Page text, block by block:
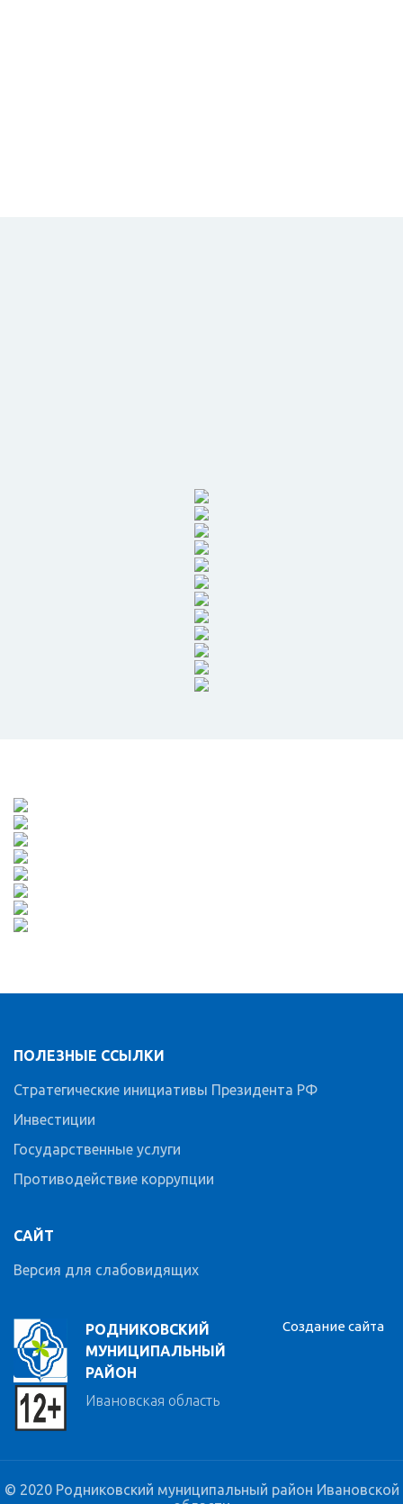
РОДНИКОВСКИЙ
МУНИЦИПАЛЬНЫЙ
РАЙОН
Ивановская область
ПОЛЕЗНЫЕ ССЫЛКИ
Стратегические инициативы Президента РФ
Инвестиции
Государственные услуги
Противодействие коррупции
САЙТ
Версия для слабовидящих
Создание сайта
© 2020 Родниковский муниципальный район Ивановской